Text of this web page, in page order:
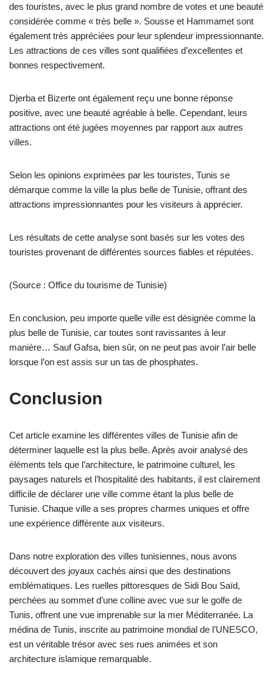
des touristes, avec le plus grand nombre de votes et une beauté
considérée comme « très belle ». Sousse et Hammamet sont
également très appréciées pour leur splendeur impressionnante.
Les attractions de ces villes sont qualifiées d’excellentes et
bonnes respectivement.
Djerba et Bizerte ont également reçu une bonne réponse
positive, avec une beauté agréable à belle. Cependant, leurs
attractions ont été jugées moyennes par rapport aux autres
villes.
Selon les opinions exprimées par les touristes, Tunis se
démarque comme la ville la plus belle de Tunisie, offrant des
attractions impressionnantes pour les visiteurs à apprécier.
Les résultats de cette analyse sont basés sur les votes des
touristes provenant de différentes sources fiables et réputées.
(Source : Office du tourisme de Tunisie)
En conclusion, peu importe quelle ville est désignée comme la
plus belle de Tunisie, car toutes sont ravissantes à leur
manière… Sauf Gafsa, bien sûr, on ne peut pas avoir l’air belle
lorsque l’on est assis sur un tas de phosphates.
Conclusion
Cet article examine les différentes villes de Tunisie afin de
déterminer laquelle est la plus belle. Après avoir analysé des
éléments tels que l’architecture, le patrimoine culturel, les
paysages naturels et l’hospitalité des habitants, il est clairement
difficile de déclarer une ville comme étant la plus belle de
Tunisie. Chaque ville a ses propres charmes uniques et offre
une expérience différente aux visiteurs.
Dans notre exploration des villes tunisiennes, nous avons
découvert des joyaux cachés ainsi que des destinations
emblématiques. Les ruelles pittoresques de Sidi Bou Saïd,
perchées au sommet d’une colline avec vue sur le golfe de
Tunis, offrent une vue imprenable sur la mer Méditerranée. La
médina de Tunis, inscrite au patrimoine mondial de l’UNESCO,
est un véritable trésor avec ses rues animées et son
architecture islamique remarquable.